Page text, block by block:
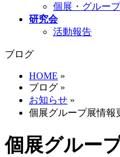
個展・グルー
研究会
活動報告
ブログ
HOME »
ブログ »
お知らせ »
個展グループ展情報
個展グルー